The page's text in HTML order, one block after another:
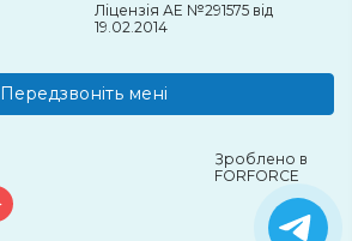
Ліцензія АЕ №291575 від
19.02.2014
Передзвоніть мені
Зроблено в
FORFORCE